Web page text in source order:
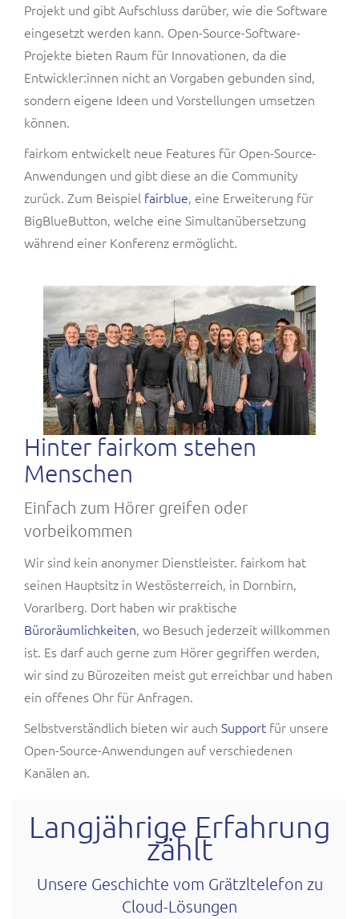
Projekt und gibt Aufschluss darüber, wie die Software
eingesetzt werden kann. Open-Source-Software-
Projekte bieten Raum für Innovationen, da die
Entwickler:innen nicht an Vorgaben gebunden sind,
sondern eigene Ideen und Vorstellungen umsetzen
können.
fairkom entwickelt neue Features für Open-Source-
Anwendungen und gibt diese an die Community
zurück. Zum Beispiel fairblue, eine Erweiterung für
BigBlueButton, welche eine Simultanübersetzung
während einer Konferenz ermöglicht.
Hinter fairkom stehen
Menschen
Einfach zum Hörer greifen oder
vorbeikommen
Wir sind kein anonymer Dienstleister. fairkom hat
seinen Hauptsitz in Westösterreich, in Dornbirn,
Vorarlberg. Dort haben wir praktische
Büroräumlichkeiten, wo Besuch jederzeit willkommen
ist. Es darf auch gerne zum Hörer gegriffen werden,
wir sind zu Bürozeiten meist gut erreichbar und haben
ein offenes Ohr für Anfragen.
Selbstverständlich bieten wir auch Support für unsere
Open-Source-Anwendungen auf verschiedenen
Kanälen an.
Langjährige Erfahrung
zählt
Unsere Geschichte vom Grätzltelefon zu
Cloud-Lösungen